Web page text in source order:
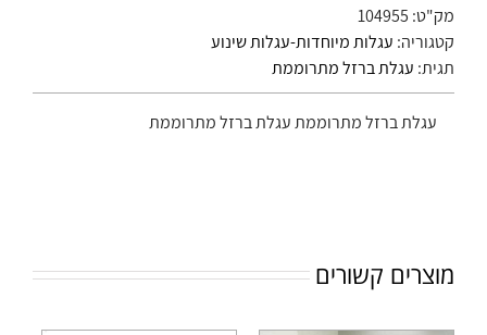
מק"ט: 104955
קטגוריה: עגלות מיוחדות-עגלות שינוע
תגית: עגלת ברזל מתרוממת
עגלת ברזל מתרוממת עגלת ברזל מתרוממת
מוצרים קשורים